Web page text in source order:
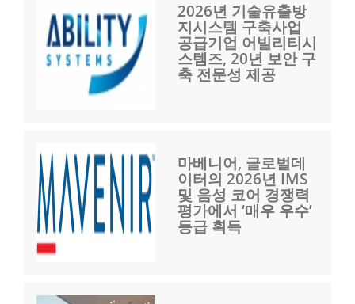
2026년 기술유출방
지시스템 구축사업
공급기업 어빌리티시
스템즈, 20년 보안 구
축 전문성 제공
마베니어, 글로벌데
이터의 2026년 IMS
및 음성 코어 경쟁력
평가에서 ‘매우 우수’
등급 획득